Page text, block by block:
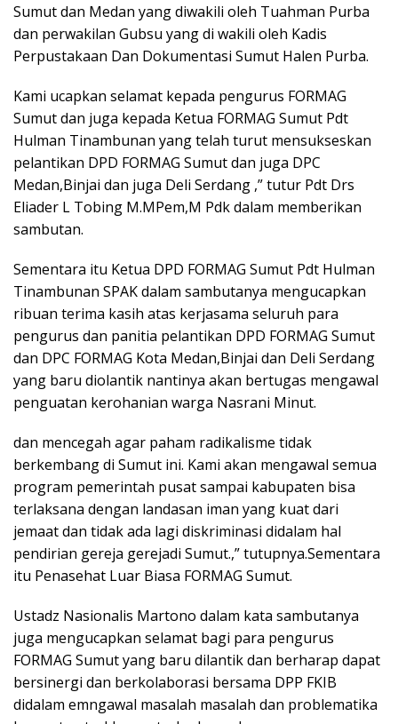
Sumut dan Medan yang diwakili oleh Tuahman Purba
dan perwakilan Gubsu yang di wakili oleh Kadis
Perpustakaan Dan Dokumentasi Sumut Halen Purba.
Kami ucapkan selamat kepada pengurus FORMAG
Sumut dan juga kepada Ketua FORMAG Sumut Pdt
Hulman Tinambunan yang telah turut mensukseskan
pelantikan DPD FORMAG Sumut dan juga DPC
Medan,Binjai dan juga Deli Serdang ,” tutur Pdt Drs
Eliader L Tobing M.MPem,M Pdk dalam memberikan
sambutan.
Sementara itu Ketua DPD FORMAG Sumut Pdt Hulman
Tinambunan SPAK dalam sambutanya mengucapkan
ribuan terima kasih atas kerjasama seluruh para
pengurus dan panitia pelantikan DPD FORMAG Sumut
dan DPC FORMAG Kota Medan,Binjai dan Deli Serdang
yang baru diolantik nantinya akan bertugas mengawal
penguatan kerohanian warga Nasrani Minut.
dan mencegah agar paham radikalisme tidak
berkembang di Sumut ini. Kami akan mengawal semua
program pemerintah pusat sampai kabupaten bisa
terlaksana dengan landasan iman yang kuat dari
jemaat dan tidak ada lagi diskriminasi didalam hal
pendirian gereja gerejadi Sumut.,” tutupnya.Sementara
itu Penasehat Luar Biasa FORMAG Sumut.
Ustadz Nasionalis Martono dalam kata sambutanya
juga mengucapkan selamat bagi para pengurus
FORMAG Sumut yang baru dilantik dan berharap dapat
bersinergi dan berkolaborasi bersama DPP FKIB
didalam emngawal masalah masalah dan problematika